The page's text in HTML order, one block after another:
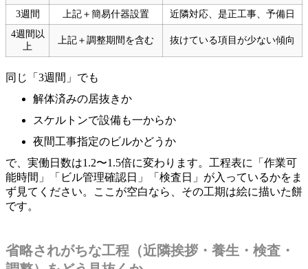
3週間
上記＋簡易什器設置
近隣対応、是正工事、予備日
4週間以
上
上記＋調整期間を含む 抜けている項目が少ない傾向
同じ「3週間」でも
解体済みの居抜きか
スケルトンで設備も一からか
夜間工事指定のビルかどうか
で、実働日数は1.2〜1.5倍に変わります。工程表に「作業可
能時間」「ビル管理確認日」「検査日」が入っているかをま
ず見てください。ここが空白なら、その工期は絵に描いた餅
です。
省略されがちな工程（近隣挨拶・養生・検査・